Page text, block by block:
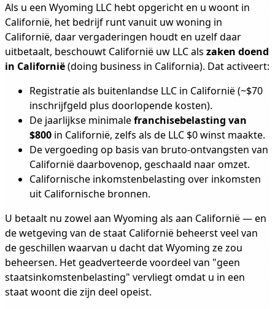
Als u een Wyoming LLC hebt opgericht en u woont in
Californië, het bedrijf runt vanuit uw woning in
Californië, daar vergaderingen houdt en uzelf daar
uitbetaalt, beschouwt Californië uw LLC als zaken doend
in Californië(doing business in California). Dat activeert:
Registratie als buitenlandse LLC in Californië (~$70
inschrijfgeld plus doorlopende kosten).
De jaarlijkse minimalefranchisebelasting van
$800 in Californië, zelfs als de LLC $0 winst maakte.
De vergoeding op basis van bruto-ontvangsten van
Californië daarbovenop, geschaald naar omzet.
Californische inkomstenbelasting over inkomsten
uit Californische bronnen.
U betaalt nu zowel aan Wyoming als aan Californië — en
de wetgeving van de staat Californië beheerst veel van
de geschillen waarvan u dacht dat Wyoming ze zou
beheersen. Het geadverteerde voordeel van "geen
staatsinkomstenbelasting" vervliegt omdat u in een
staat woont die zijn deel opeist.